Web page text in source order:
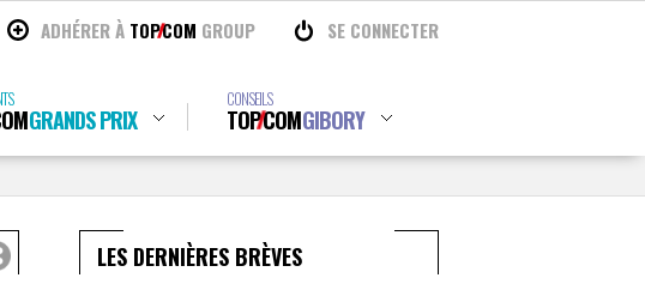
ADHÉRER À TOPCOM GROUP SE CONNECTER
GRANDS PRIX
CONSEILS
TOPCOMGIBORY
LES DERNIÈRES BRÈVES